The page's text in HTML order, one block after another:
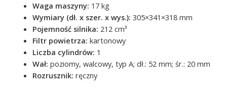
Waga maszyny: 17 kg
Wymiary (dł. x szer. x wys.): 305×341×318 mm
Pojemność silnika: 212 cm³
Filtr powietrza: kartonowy
Liczba cylindrów: 1
Wał: poziomy, walcowy, typ A; dł.: 52 mm; śr.: 20 mm
Rozrusznik: ręczny